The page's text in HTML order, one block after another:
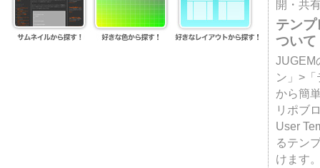
開・共
テン
ついて
JUGEM
ン」>
から簡
リポブ
User
るテン
けます